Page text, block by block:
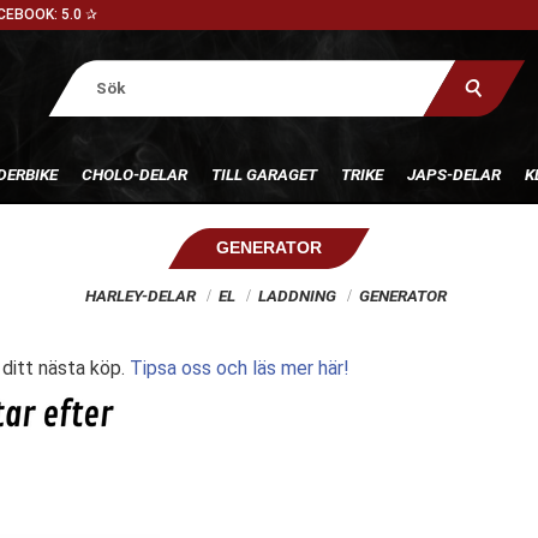
5.0 ✰
CHOLO-DELAR TILL GARAGET TRIKE JAPS-DELAR
GENERATOR
HARLEY-DELAR EL LADDNING GENERATOR
nästa köp. Tipsa oss och läs mer här!